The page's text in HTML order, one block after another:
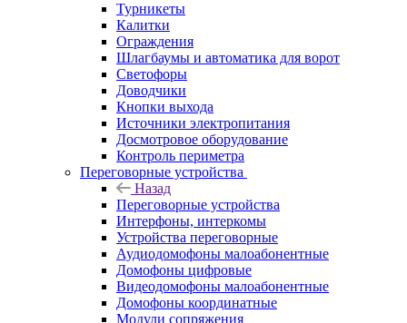
Турникеты
Калитки
Ограждения
Шлагбаумы и автоматика для ворот
Светофоры
Доводчики
Кнопки выхода
Источники электропитания
Досмотровое оборудование
Контроль периметра
Переговорные устройства
Назад
Переговорные устройства
Интерфоны, интеркомы
Устройства переговорные
Аудиодомофоны малоабонентные
Домофоны цифровые
Видеодомофоны малоабонентные
Домофоны координатные
Модули сопряжения